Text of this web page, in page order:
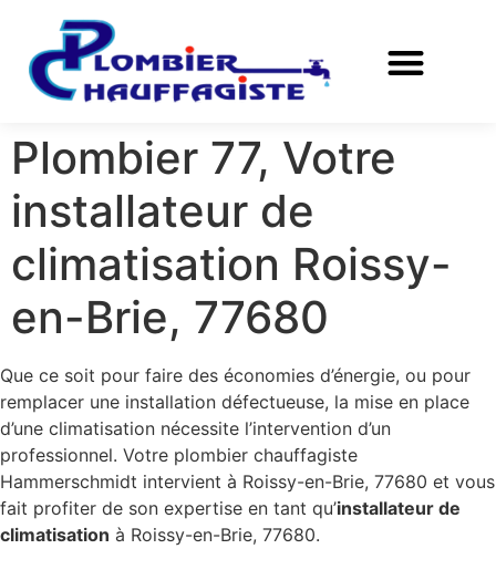
Plombier 77, Votre
installateur de
climatisation Roissy-
en-Brie, 77680
Que ce soit pour faire des économies d’énergie, ou pour
remplacer une installation défectueuse, la mise en place
d’une climatisation nécessite l’intervention d’un
professionnel. Votre plombier chauffagiste
Hammerschmidt intervient à Roissy-en-Brie, 77680 et vous
fait profiter de son expertise en tant qu’installateur de
climatisation à Roissy-en-Brie, 77680.